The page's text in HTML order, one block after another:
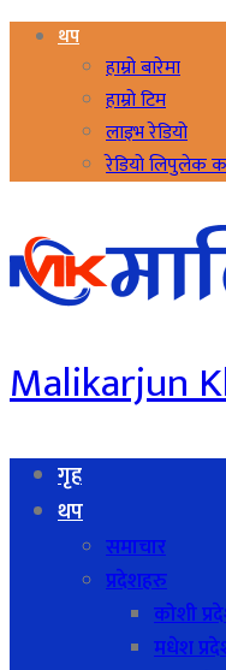
थप
हाम्रो बारेमा
हाम्रो टिम
लाइभ रेडियो
रेडियो लिपुलेक
Malikarjun
गृह
थप
समाचार
प्रदेशहरु
कोशी
मधेश